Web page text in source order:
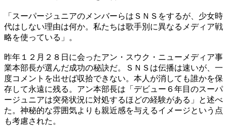
「スーパージュニアのメンバーらはＳＮＳをするが、少女時
代はしない理由は何か。私たちは歌手別に異なるメディア戦
略を使っている」。
昨年１２月２８日に会ったアン・スウク・ニューメディア事
業本部長が選んだ成功の秘訣だ。ＳＮＳは伝播は速いが、一
度コメントを出せば収拾できない。本人が消しても誰かを保
存して永遠に残る。アン本部長は「デビュー６年目のスーパ
ージュニアは突発状況に対処するほどの経験がある」と述べ
た。神秘的な雰囲気よりも親近感を与えるイメージという点
も考慮された。